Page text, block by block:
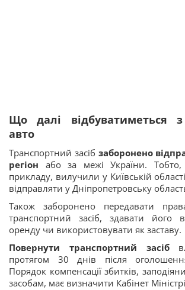
Що далі відбуватиметься
авто
Транспортний засіб заборонено
регіон або за межі України.
прикладу, вилучили у Київській
відправляти у Дніпропетровську
Також заборонено передавати
транспортний засіб, здавати його
оренду чи використовувати як заставу.
Повернути транспортний засіб
протягом 30 днів після оголошення
Порядок компенсації збитків,
засобам, має визначити Кабінет